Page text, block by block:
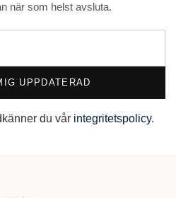
när som helst avsluta.
UPPDATERAD
du vår integritetspolicy.